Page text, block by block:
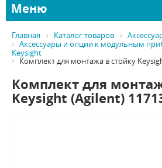
Меню
Главная Каталог товаров
Аксессуары и опции к модульным
Keysight
Комплект для монтажа в стойку
Комплект для
Keysight (Agilent)